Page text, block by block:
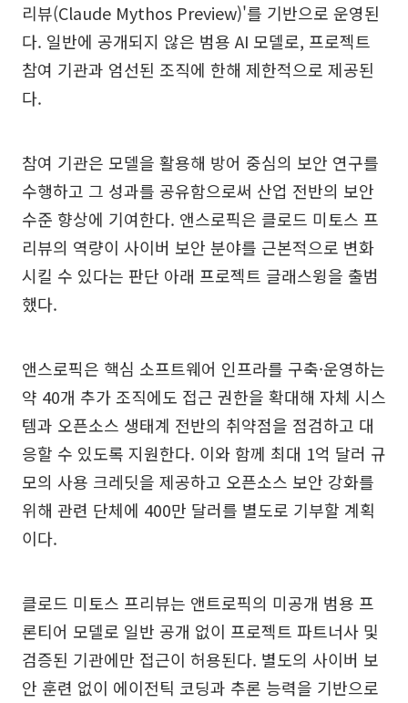
리뷰(Claude Mythos Preview)'를 기반으로 운영된
다. 일반에 공개되지 않은 범용 AI 모델로, 프로젝트
참여 기관과 엄선된 조직에 한해 제한적으로 제공된
다.
참여 기관은 모델을 활용해 방어 중심의 보안 연구를
수행하고 그 성과를 공유함으로써 산업 전반의 보안
수준 향상에 기여한다. 앤스로픽은 클로드 미토스 프
리뷰의 역량이 사이버 보안 분야를 근본적으로 변화
시킬 수 있다는 판단 아래 프로젝트 글래스윙을 출범
했다.
앤스로픽은 핵심 소프트웨어 인프라를 구축·운영하는
약 40개 추가 조직에도 접근 권한을 확대해 자체 시스
템과 오픈소스 생태계 전반의 취약점을 점검하고 대
응할 수 있도록 지원한다. 이와 함께 최대 1억 달러 규
모의 사용 크레딧을 제공하고 오픈소스 보안 강화를
위해 관련 단체에 400만 달러를 별도로 기부할 계획
이다.
클로드 미토스 프리뷰는 앤트로픽의 미공개 범용 프
론티어 모델로 일반 공개 없이 프로젝트 파트너사 및
검증된 기관에만 접근이 허용된다. 별도의 사이버 보
안 훈련 없이 에이전틱 코딩과 추론 능력을 기반으로